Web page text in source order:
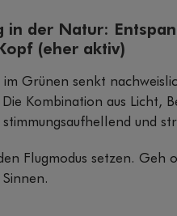
in der Natur:
(eher aktiv)
im Grünen senkt
Kombination aus Licht,
und
Flugmodus setzen. Geh